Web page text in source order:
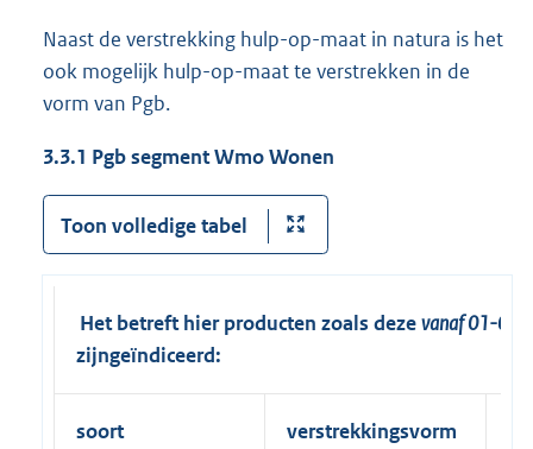
Naast de verstrekking hulp-op-maat in natura is het
ook mogelijk hulp-op-maat te verstrekken in de
vorm van Pgb.
3.3.1 Pgb segment Wmo Wonen
Toon volledige tabel
Het betreft hier producten zoals dezevanaf 01-07-
zijngeïndiceerd:
soort
verstrekkingsvorm